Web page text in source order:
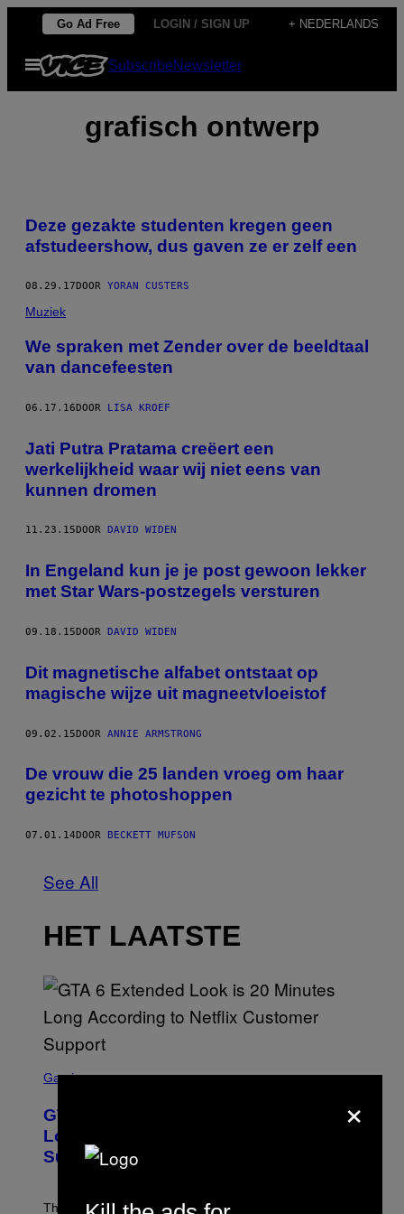
de
Go Ad Free LOGIN / SIGN UP + NEDERLANDS
Open
menu
SubscribeNewsletter
grafisch ontwerp
Deze gezakte studenten kregen geen
afstudeershow, dus gaven ze er zelf een
08.29.17 DOOR YORAN CUSTERS
Muziek
We spraken met Zender over de beeldtaal
van dancefeesten
06.17.16DOOR LISA KROEF
Jati Putra Pratama creëert een
werkelijkheid waar wij niet eens van
kunnen dromen
11.23.15 DOOR DAVID WIDEN
In Engeland kun je je post gewoon lekker
met Star Wars-postzegels versturen
09.18.15DOOR DAVID WIDEN
Dit magnetische alfabet ontstaat op
magische wijze uit magneetvloeistof
09.02.15DOOR ANNIE ARMSTRONG
De vrouw die 25 landen vroeg om haar
gezicht te photoshoppen
07.01.14 DOOR BECKETT MUFSON
See All
HET LAATSTE
C
E
N
S
H
R
Gaming
GTA 6 Extended Look is 20 Minutes
Long According to Netflix Customer
Support
The GTA 6 Extended Look on Netflix will reportedly be
×